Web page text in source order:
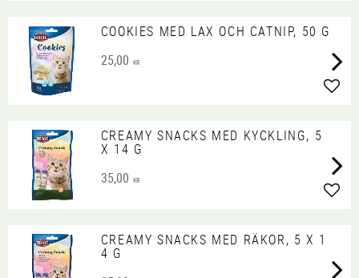
COOKIES MED LAX OCH CATNIP, 50 G
25,00 KR
CREAMY SNACKS MED KYCKLING, 5
X 14 G
35,00 KR
CREAMY SNACKS MED RÄKOR, 5 X 1
4 G